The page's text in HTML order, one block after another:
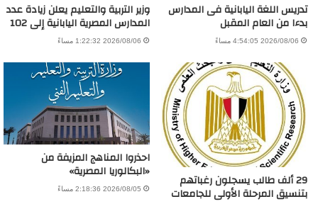
تدريس اللغة اليابانية فى المدارس
بدءا من العام المقبل
2026/08/06 4:54:05 مساءً
وزير التربية والتعليم يعلن زيادة عدد
المدارس المصرية اليابانية إلى 102
2026/08/06 1:22:32 مساءً
29 ألف طالب يسجلون رغباتهم
بتنسيق المرحلة الأولى للجامعات
احذروا المناهج المزيفة من
«البكالوريا المصرية»
2026/08/05 2:18:36 مساءً